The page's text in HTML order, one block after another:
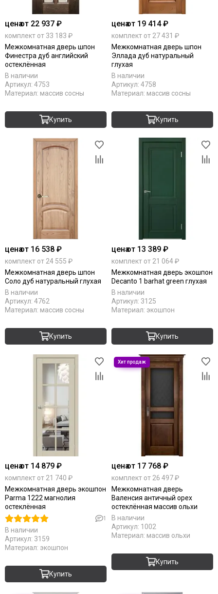
ценаот 22 937 ₽
комплект от 33 183 ₽
Межкомнатная дверь шпон
Финестра дуб английский
остеклённая
В наличии
Артикул: 4753
Материал: массив сосны
Купить
ценаот 19 414 ₽
комплект от 27 431 ₽
Межкомнатная дверь шпон
Эллада дуб натуральный
глухая
В наличии
Артикул: 4758
Материал: массив сосны
Купить
ценаот 16 538 ₽
комплект от 24 555 ₽
Межкомнатная дверь шпон
Соло дуб натуральный глухая
В наличии
Артикул: 4762
Материал: массив сосны
Купить
ценаот 13 389 ₽
комплект от 21 064 ₽
Межкомнатная дверь экошпон
Decanto 1 barhat green глухая
В наличии
Артикул: 3125
Материал: экошпон
Купить
ценаот 14 879 ₽
комплект от 21 740 ₽
Межкомнатная дверь экошпон
Parma 1222 магнолия
остеклённая
1
В наличии
Артикул: 3159
Материал: экошпон
Купить
ценаот 17 768 ₽
комплект от 26 497 ₽
Межкомнатная дверь
Валенсия античный орех
остеклённая массив ольхи
В наличии
Артикул: 1002
Материал: массив ольхи
Купить